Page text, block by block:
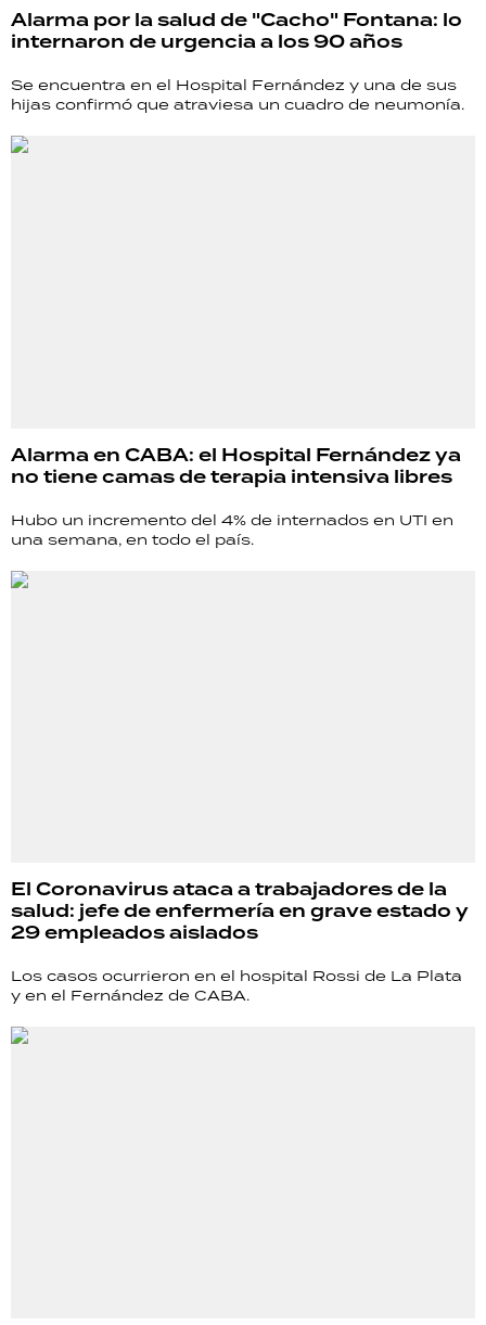
Alarma por la salud de "Cacho" Fontana: lo
internaron de urgencia a los 90 años
Se encuentra en el Hospital Fernández y una de sus
hijas confirmó que atraviesa un cuadro de neumonía.
Alarma en CABA: el Hospital Fernández ya
no tiene camas de terapia intensiva libres
Hubo un incremento del 4% de internados en UTI en
una semana, en todo el país.
El Coronavirus ataca a trabajadores de la
salud: jefe de enfermería en grave estado y
29 empleados aislados
Los casos ocurrieron en el hospital Rossi de La Plata
y en el Fernández de CABA.